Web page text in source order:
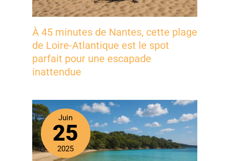
À 45 minutes de Nantes, cette plage
de Loire-Atlantique est le spot
parfait pour une escapade
inattendue
Juin
25
2025